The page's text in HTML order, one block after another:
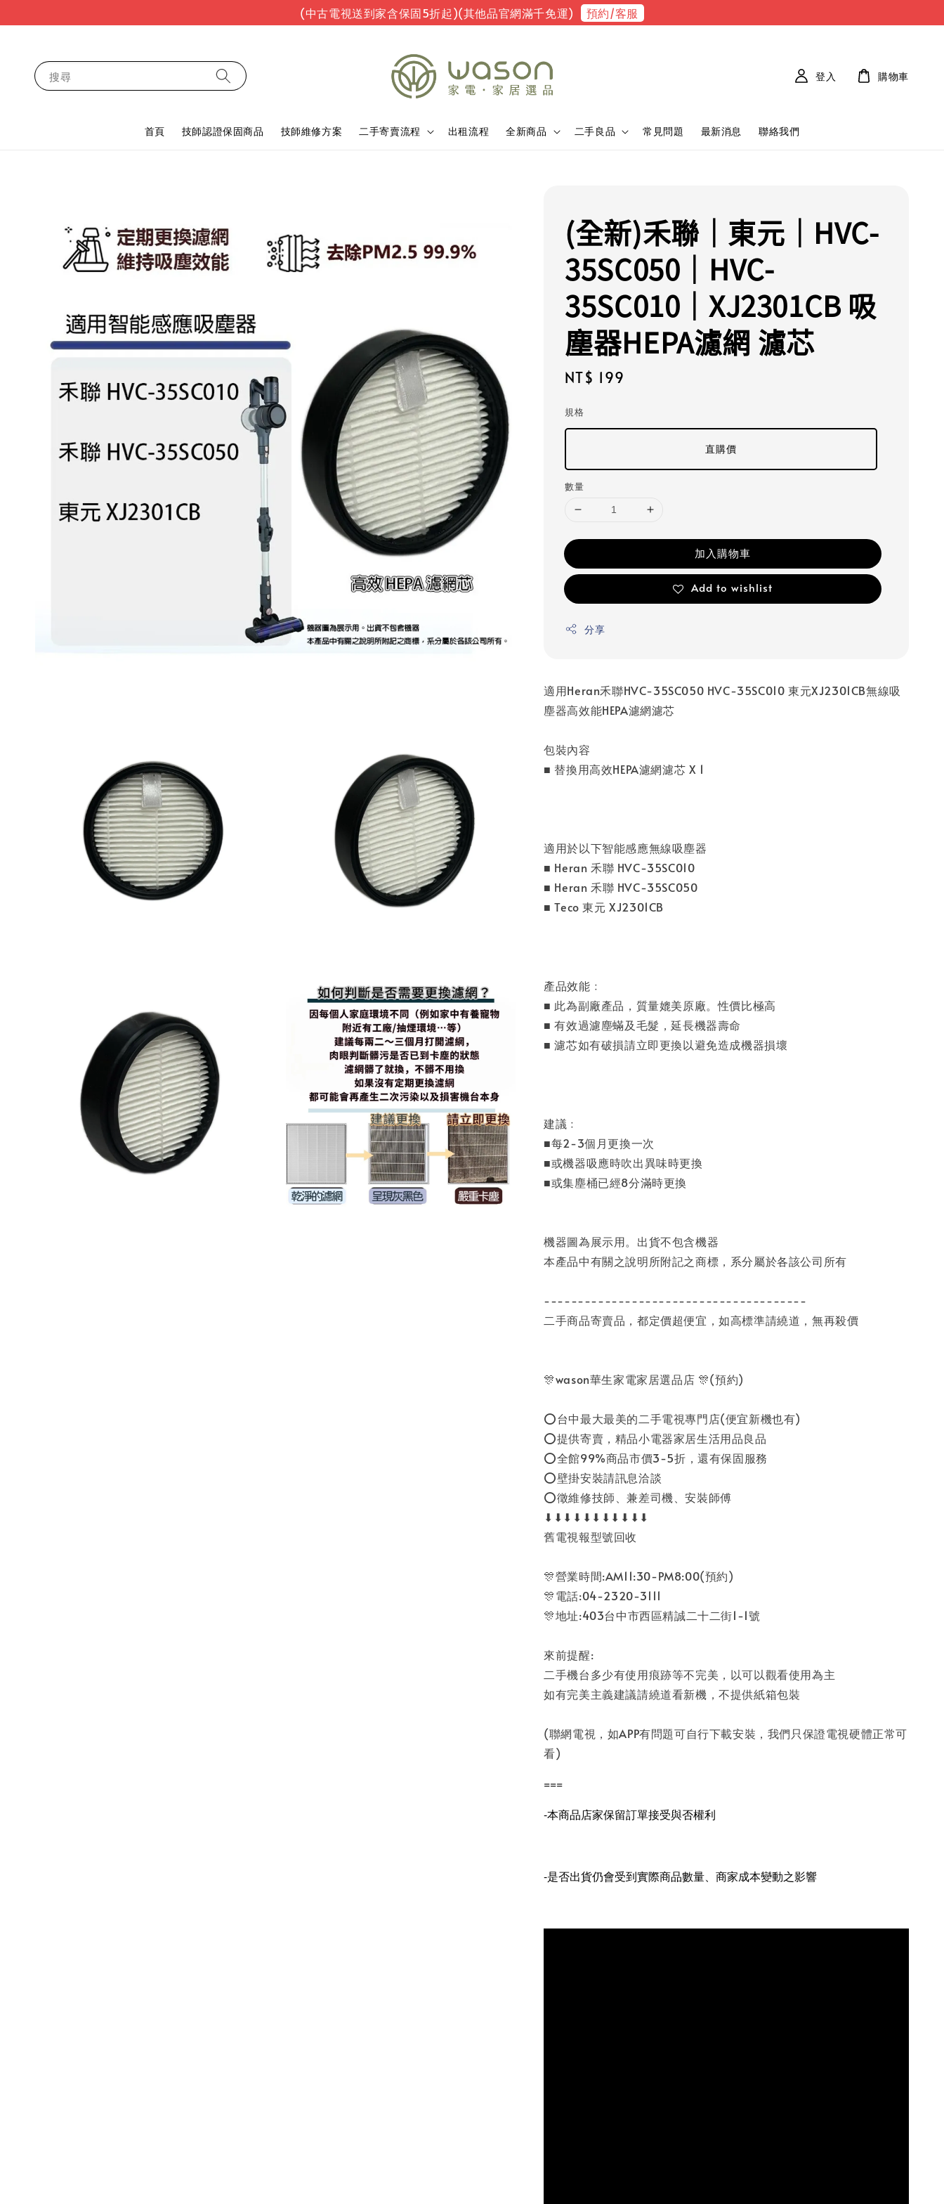
(中古電視送到家含保固5折起)(其他品官網滿千免運) 預約/客服
搜尋
首頁 技師認證保固商品 技師維修方案 二手寄賣流程 出租流程 全新商品 二手良品 常見問題 最新消息 聯絡我們
登入 購物車
(全新)禾聯｜東元｜HVC-
35SC050｜HVC-
35SC010｜XJ2301CB 吸
塵器HEPA濾網 濾芯
Regular
NT$ 199
規格
直購價
數量
加入購物車
Add to wishlist
分享
適用Heran禾聯HVC-35SC050 HVC-35SC010 東元XJ2301CB無線吸
塵器高效能HEPA濾網濾芯
包裝內容
■ 替換用高效HEPA濾網濾芯 X 1
適用於以下智能感應無線吸塵器
■ Heran 禾聯 HVC-35SC010
■ Heran 禾聯 HVC-35SC050
■ Teco 東元 XJ2301CB
產品效能﹕
■ 此為副廠產品，質量媲美原廠。性價比極高
■ 有效過濾塵蟎及毛髮，延長機器壽命
■ 濾芯如有破損請立即更換以避免造成機器損壞
建議﹕
■每2-3個月更換一次
■或機器吸應時吹出異味時更換
■或集塵桶已經8分滿時更換
機器圖為展示用。出貨不包含機器
本產品中有關之說明所附記之商標，系分屬於各該公司所有
---------------------------------------
二手商品寄賣品，都定價超便宜，如高標準請繞道，無再殺價
🎊wason華生家電家居選品店 🎊(預約)
⭕台中最大最美的二手電視專門店(便宜新機也有)
⭕提供寄賣，精品小電器家居生活用品良品
⭕全館99%商品市價3-5折，還有保固服務
⭕壁掛安裝請訊息洽談
⭕徵維修技師、兼差司機、安裝師傅
⬇⬇⬇⬇⬇⬇⬇⬇⬇⬇⬇
舊電視報型號回收
🎊營業時間:AM11:30-PM8:00(預約)
🎊電話:04-2320-3111
🎊地址:403台中市西區精誠二十二街1-1號
來前提醒:
二手機台多少有使用痕跡等不完美，以可以觀看使用為主
如有完美主義建議請繞道看新機，不提供紙箱包裝
(聯網電視，如APP有問題可自行下載安裝，我們只保證電視硬體正常可
看)
===
-本商品店家保留訂單接受與否權利
-是否出貨仍會受到實際商品數量、商家成本變動之影響